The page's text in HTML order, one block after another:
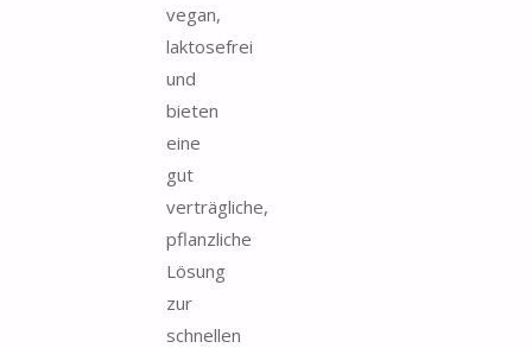
vegan,
laktosefrei
und
bieten
eine
gut
verträgliche,
pflanzliche
Lösung
zur
schnellen